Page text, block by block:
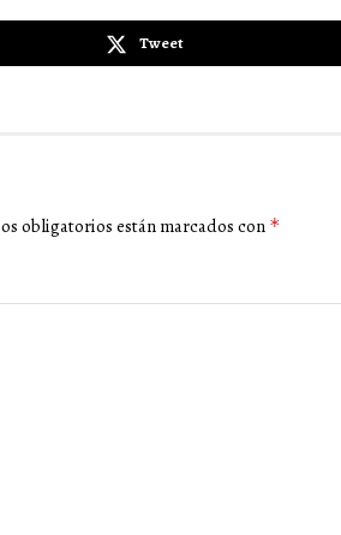
Tweet
obligatorios están marcados con *